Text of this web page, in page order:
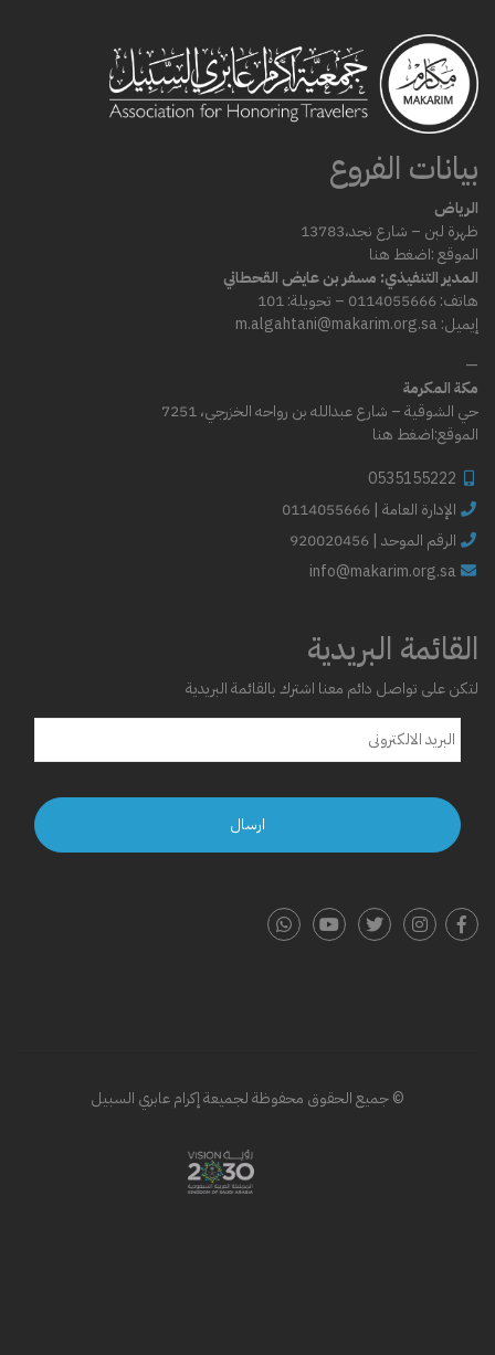
بيانات الفروع
الرياض
ظهرة لبن – شارع نجد،13783
الموقع :اضغط هنا
المدير التنفيذي: مسفر بن عايض القحطاني
هاتف: 0114055666 – تحويلة: 101
إيميل: m.algahtani@makarim.org.sa
—
مكة المكرمة
حي الشوقية – شارع عبدالله بن رواحه الخزرجي، 7251
الموقع:اضغط هنا
0535155222
info@makarim.org.sa
القائمة البريدية
لتكن على تواصل دائم معنا اشترك بالقائمة البريدية
© جميع الحقوق محفوظة لجميعة إكرام عابري السبيل